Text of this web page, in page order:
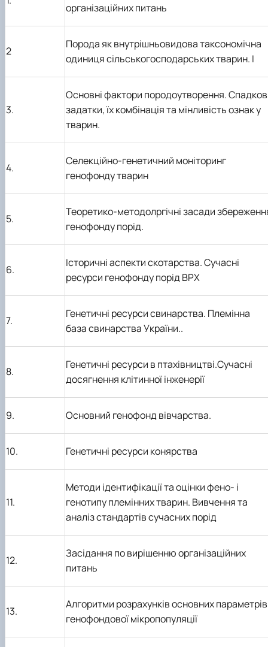
організаційних питань
2
Порода як внутрішньовидова таксономічна
одиниця сільськогосподарських тварин. І
3.
Основні фактори породоутворення.
задатки, їх комбінація та мінливість ознак у
тварин.
4.
Селекційно-генетичний моніторинг
генофонду тварин
5.
Теоретико-методолргічні засади
генофонду порід.
6.
Історичні аспекти скотарства. Сучасні
ресурси генофонду порід ВРХ
7.
Генетичні ресурси свинарства. Племінна
база свинарства України..
8.
Генетичні ресурси в птахівництві.Сучасні
досягнення клітинної інженерії
9. Основний генофонд вівчарства.
10. Генетичні ресурси конярства
11.
Методи ідентифікації та оцінки фено- і
генотипу племінних тварин. Вивчення та
аналіз стандартів сучасних порід
12.
Засідання по вирішенню організаційних
питань
13.
Алгоритми розрахунків основних параметрів
генофондової мікропопуляції